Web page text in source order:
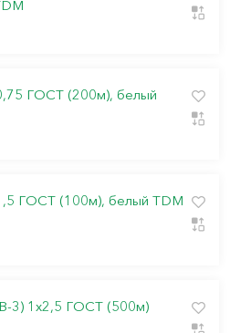
ГОСТ (200м), белый
ГОСТ (100м), белый TDM
3) 1х2,5 ГОСТ (500м)